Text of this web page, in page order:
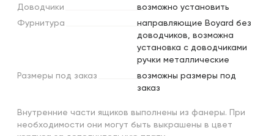
Доводчики
возможно установить
Фурнитура
направляющие Boyard без
доводчиков, возможна
установка с доводчиками
ручки металлические
Размеры под заказ
возможны размеры под
заказ
Внутренние части ящиков выполнены из фанеры. При
необходимости они могут быть выкрашены в цвет